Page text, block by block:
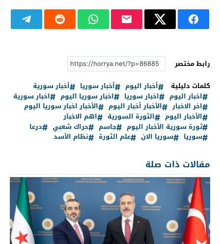
رابط مختصر
كلمات دليلية
أخبار اليوم أخبار سوريا
أخبار سورية
اخبار اليوم
اخبار سوريا اخبار سوريا اليوم
اخبار سورية
اخر الاخبار
الأخبار أخبار اليوم
الأخبار اخبار سوريا اليوم
الأخبار اليوم
الثورة السورية
اهم الاخبار
ثورة سورية الأخبار اليوم
جاسم حراك شعبي
درعا
سوريا
سوريا الان علم الثورة نظام الأسد
مقالات ذات صلة